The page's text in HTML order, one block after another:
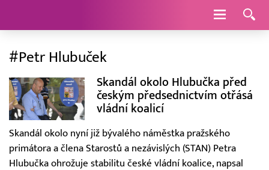
Navigace
#Petr Hlubuček
Skandál okolo Hlubučka před
českým předsednictvím otřásá
vládní koalicí
Skandál okolo nyní již bývalého náměstka pražského
primátora a člena Starostů a nezávislých (STAN) Petra
Hlubučka ohrožuje stabilitu české vládní koalice, napsal